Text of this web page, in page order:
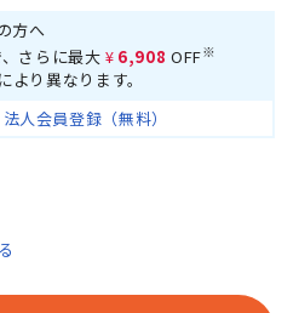
方へ
、さらに最大 ¥6,908 OFF※
り異なります。
法人会員登録（無料）